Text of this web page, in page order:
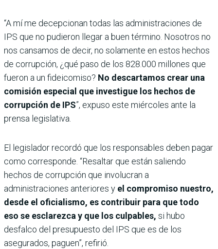
“A mí me decepcionan todas las administraciones de
IPS que no pudieron llegar a buen término. Nosotros no
nos cansamos de decir, no solamente en estos hechos
de corrupción, ¿qué paso de los 828.000 millones que
fueron a un fideicomiso? No descartamos crear una
comisión especial que investigue los hechos de
corrupción de IPS”, expuso este miércoles ante la
prensa legislativa.
El legislador recordó que los responsables deben pagar
como corresponde. “Resaltar que están saliendo
hechos de corrupción que involucran a
administraciones anteriores y el compromiso nuestro,
desde el oficialismo, es contribuir para que todo
eso se esclarezca y que los culpables, si hubo
desfalco del presupuesto del IPS que es de los
asegurados, paguen”, refirió.